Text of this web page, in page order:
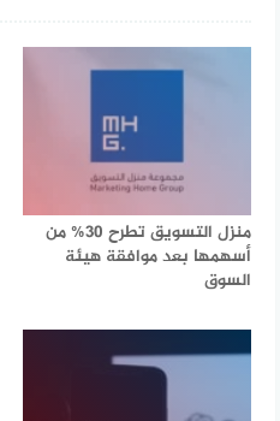
منزل التسويق تطرح 30% من
أسهمها بعد موافقة هيئة
السوق